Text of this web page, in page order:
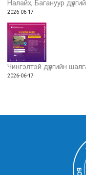
Налайх, Багануур
2026-06-17
Чингэлтэй дүүргийн
2026-06-17